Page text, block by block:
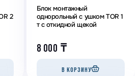
Блок монтажный
однорольный с ушком TOR 1
т с откидной щекой
8 000 ₸
В КОРЗИНУ